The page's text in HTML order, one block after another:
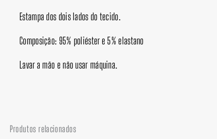
Estampa dos dois lados do tecido.
Composição: 95% poliéster e 5% elastano
Lavar a mão e não usar máquina.
Produtos relacionados